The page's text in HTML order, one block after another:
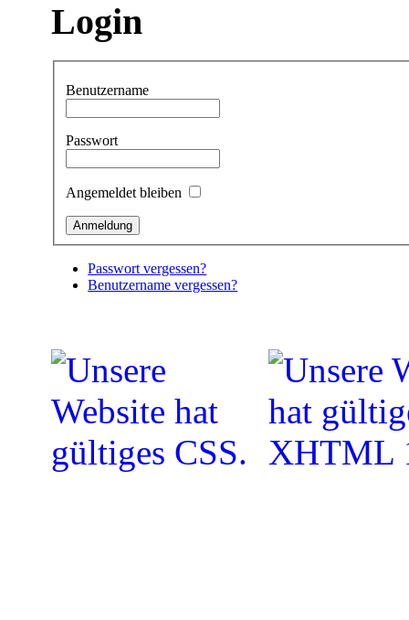
Login
Benutzername
Passwort
Angemeldet bleiben
Passwort vergessen?
Benutzername vergessen?